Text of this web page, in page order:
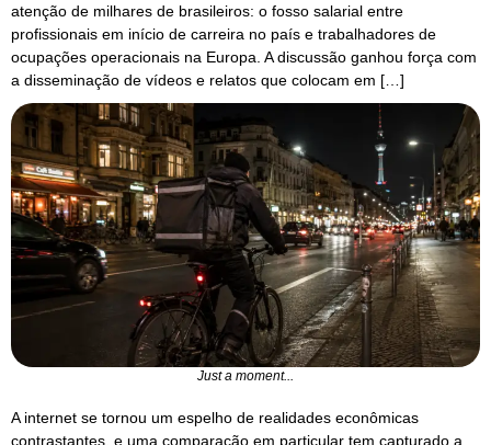
atenção de milhares de brasileiros: o fosso salarial entre
profissionais em início de carreira no país e trabalhadores de
ocupações operacionais na Europa. A discussão ganhou força com
a disseminação de vídeos e relatos que colocam em […]
Just a moment...
A internet se tornou um espelho de realidades econômicas
contrastantes, e uma comparação em particular tem capturado a